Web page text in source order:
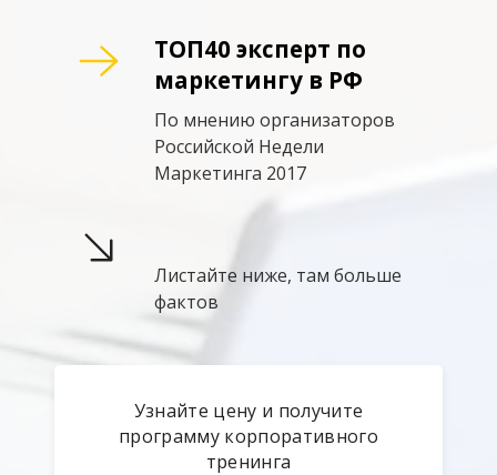
ТОП40 эксперт по
маркетингу в РФ
По мнению организаторов
Российской Недели
Маркетинга 2017
Листайте ниже, там больше
фактов
Узнайте цену и получите
программу корпоративного
тренинга